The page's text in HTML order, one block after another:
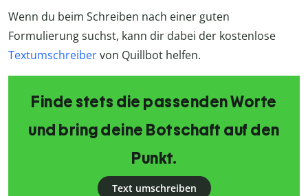
Wenn du beim Schreiben nach einer guten
Formulierung suchst, kann dir dabei der kostenlose
Textumschreibervon Quillbot helfen.
Finde stets die passenden Worte
und bring deine Botschaft auf den
Punkt.
Text umschreiben